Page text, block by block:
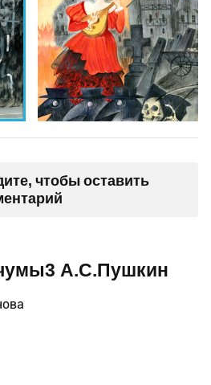
чтобы оставить
А.С.Пушкин